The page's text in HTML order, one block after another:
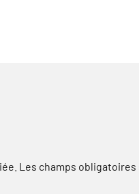
Les champs